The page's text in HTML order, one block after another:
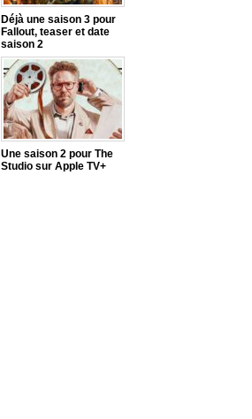
Déjà une saison 3 pour
Fallout, teaser et date
saison 2
Une saison 2 pour The
Studio sur Apple TV+